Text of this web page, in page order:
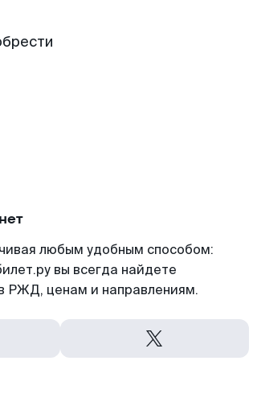
любым удобным способом:
вы всегда найдете
РЖД, ценам и направлениям.